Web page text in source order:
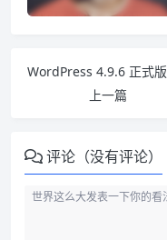
上一篇
评论（没有评论）